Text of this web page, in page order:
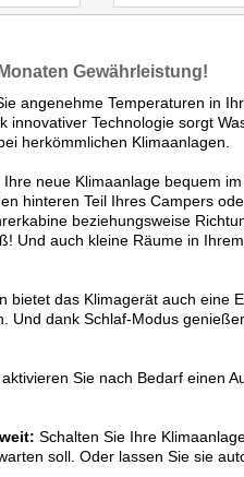
Gewährleistung!
angenehme Temperaturen in
innovativer Technologie sorgt
herkömmlichen Klimaanlagen.
neue Klimaanlage bequem
hinteren Teil Ihres Campers
beziehungsweise
Und auch kleine Räume in
bietet das Klimagerät auch eine
Und dank Schlaf-Modus
Sie nach Bedarf einen
Schalten Sie Ihre
soll. Oder lassen Sie sie